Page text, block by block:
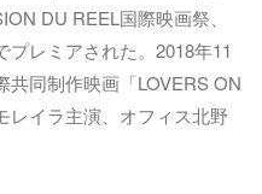
DU REEL国際映画祭、
レミアされた。2018年11
共同制作映画「LOVERS ON
レイラ主演、オフィス北野